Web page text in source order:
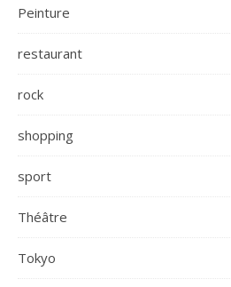
Peinture
restaurant
rock
shopping
sport
Théâtre
Tokyo